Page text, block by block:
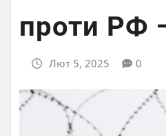
проти РФ
Лют 5, 2025 0